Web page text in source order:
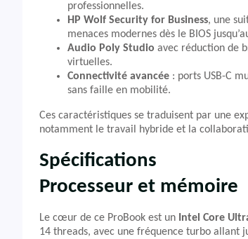
professionnelles.
HP Wolf Security for Business, une
menaces modernes dès le BIOS
Audio Poly Studio avec réduction de
virtuelles.
Connectivité avancée : ports USB-C
sans faille en mobilité.
Ces caractéristiques se traduisent par une
notamment le travail hybride et la
Spécifications
Processeur et mémoire
Le cœur de ce ProBook est un Intel Core
14 threads, avec une fréquence turbo allant